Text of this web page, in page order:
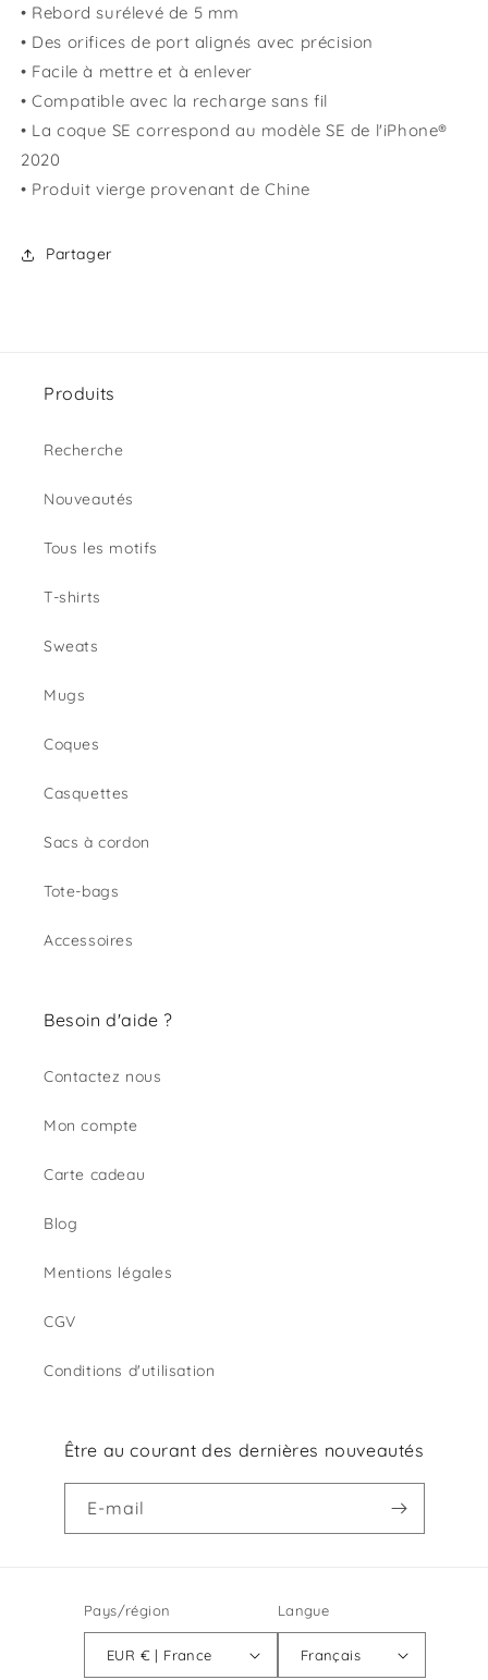
• Rebord surélevé de 5 mm
• Des orifices de port alignés avec précision
• Facile à mettre et à enlever
• Compatible avec la recharge sans fil
• La coque SE correspond au modèle SE de l'iPhone®
2020
• Produit vierge provenant de Chine
Partager
Produits
Recherche
Nouveautés
Tous les motifs
T-shirts
Sweats
Mugs
Coques
Casquettes
Sacs à cordon
Tote-bags
Accessoires
Besoin d'aide ?
Contactez nous
Mon compte
Carte cadeau
Blog
Mentions légales
CGV
Conditions d'utilisation
Être au courant des dernières nouveautés
E-mail
Pays/région
EUR € | France
Langue
Français